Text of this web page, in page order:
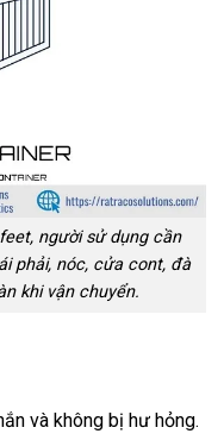
người sử dụng cần
phải, nóc, cửa cont, đà
khi vận chuyển.
và không bị hư hỏng.